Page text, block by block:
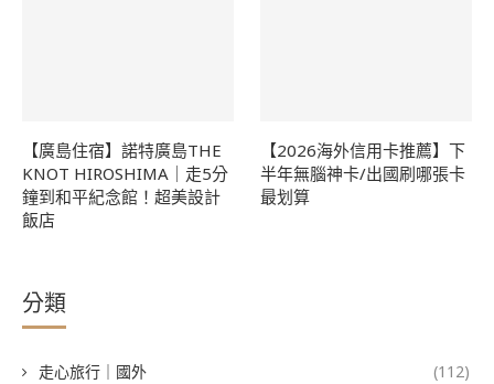
【廣島住宿】諾特廣島THE
KNOT HIROSHIMA｜走5分
鐘到和平紀念館！超美設計
飯店
【2026海外信用卡推薦】下
半年無腦神卡/出國刷哪張卡
最划算
分類
走心旅行｜國外 (112)